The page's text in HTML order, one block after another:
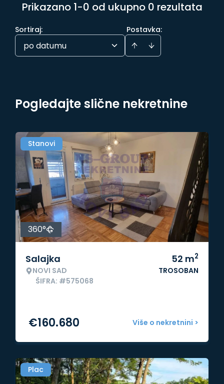
Prikazano 1-0 od ukupno 0 rezultata
Postavka:
Sortiraj:
po datumu
Pogledajte slične nekretnine
Stanovi
360°
Salajka
NOVI SAD
ŠIFRA: #575068
52 m2
TROSOBAN
Više o nekretnini >
€160.680
Plac